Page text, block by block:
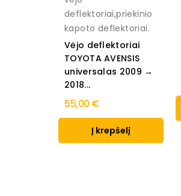
deflektoriai,priekinio
kapoto deflektoriai.
Vėjo deflektoriai
TOYOTA AVENSIS
universalas 2009 →
2018...
55,00 €
Į krepšelį